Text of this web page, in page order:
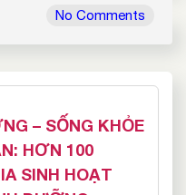
No Comments
– SỐNG KHỎE
HƠN 100
SINH HOẠT